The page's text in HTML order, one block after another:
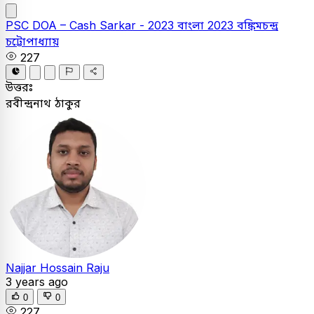
PSC DOA – Cash Sarkar - 2023 বাংলা 2023 বঙ্কিমচন্দ্র
চট্টোপাধ্যায়
227
উত্তরঃ
রবীন্দ্রনাথ ঠাকুর
Najjar Hossain Raju
3 years ago
0 0